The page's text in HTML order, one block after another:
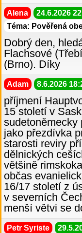
Alena
24.6.2026
Téma: Pověřená
Dobrý den,
Flachsové
(Brno). Díky
Adam 8.6.2026
příjmení
15 století v
sudetoněmecky
jako přezdívka
starosti reviry
dělnických
většině
občas
16/17 století z
v severních
menší větvi se
Petr Syriste